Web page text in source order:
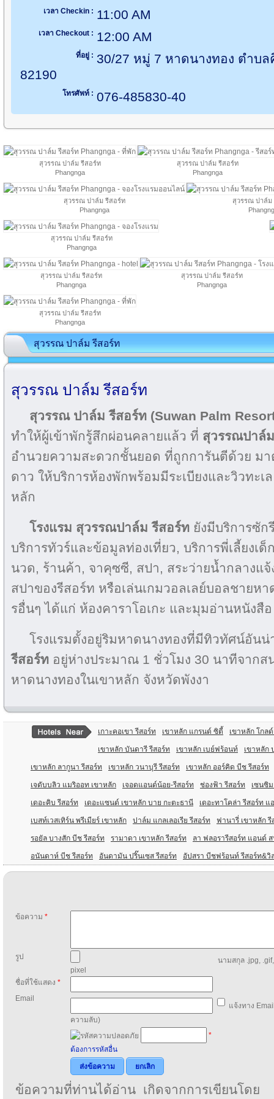
เวลา Checkin : 11:00 AM
เวลา Checkout : 12:00 AM
ที่อยู่ : 30/27 หมู่ 7 หาดนางทอง ตำบ
82190
โทรศัพท์ : 076-485830-40
สุวรรณ ปาล์ม รีสอร์ท
Phangnga
สุวรรณ ปาล์ม รีสอร์ท
Phangnga
สุวรรณ ปาล์ม รีสอร์ท
Phangnga
สุวรรณ ปาล์ม
สุวรรณ ปาล์ม รีสอร์ท
Phangnga
สุวรรณ ปาล์ม รีสอร์ท
Phangnga
สุวรรณ ปาล์ม รีสอร์ท
Phangnga
สุวรรณ ปาล์ม รีสอร์ท
Phangnga
สุวรรณ ปาล์ม รีสอร์ท
สุวรรณ ปาล์ม รีสอร์ท
สุวรรณ ปาล์ม รีสอร์ท (Suwan Palm
ทำให้ผู้เข้าพักรู้สึกผ่อนคลายแล้ว ที่ สุวรรณปาล์
อำนวยความสะดวกชั้นยอด ที่ถูกการันตีด้วย มา
ดาว ให้บริการห้องพักพร้อมมีระเบียงและวิวทะเ
หลัก
โรงแรม สุวรรณปาล์ม รีสอร์ท ยังมีบริการซั
บริการทัวร์และข้อมูลท่องเที่ยว, บริการพี่เลี้ยงเ
นวด, ร้านค้า, จาคุซซี, สปา, สระว่ายน้ำกลางแจ้
สปาของรีสอร์ท หรือเล่นเกมวอลเลย์บอลชายห
รอื่นๆ ได้แก่ ห้องคาราโอเกะ และมุมอ่านหนังสือ
โรงแรมตั้งอยู่ริมหาดนางทองที่มีทิวทัศน์อัน
รีสอร์ท อยู่ห่างประมาณ 1 ชั่วโมง 30 นาทีจาก
หาดนางทองในเขาหลัก จังหวัดพังงา
เกาะคอเขา รีสอร์ท เขาหลัก แกรนด์ ซิตี้ เขาหลัก โกล
เขาหลัก บันดารี รีสอร์ท เขาหลัก เบย์ฟร้อนท์ เขาหลัก
เขาหลัก ลากูนา รีสอร์ท เขาหลัก วนาบุรี รีสอร์ท เขาหลัก ออร์คิด บีช รีสอร์ท
เจดับบลิว แมริออท เขาหลัก เจอดแอนด์น้อย-รีสอร์ท ช่องฟ้า รีสอร์ท เซนซิ
เดอะคิบ รีสอร์ท เดอะแซนด์ เขาหลัก บาย กะตะธานี เดอะทาโคล่า รีสอร์ท แ
เบสท์เวสเทิร์น พรีเมียร์ เขาหลัก ปาล์ม แกลเลอเรีย รีสอร์ท ฟานารี่ เขาหลัก รี
รอยัล บางสัก บีช รีสอร์ท รามาดา เขาหลัก รีสอร์ท ลา ฟลอรารีสอร์ท แอนด์
อนันดาห์ บีช รีสอร์ท อันดามัน ปริ๊นเซส รีสอร์ท อัปสรา บีชฟร้อนท์ รีสอร์ท&วิ
ข้อความ *
รูป
นามสกุล .jpg,
pixel
ชื่อที่ใช้แสดง *
Email
แจ้งทาง
ความลับ)
*
ต้องการรหัสอื่น
ส่งข้อความ
ยกเลิก
ข้อความที่ท่านได้อ่าน เกิดจากการเขียนโดย